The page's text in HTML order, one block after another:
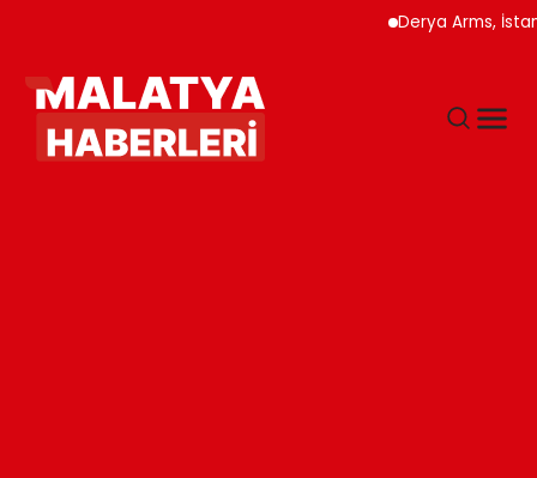
Derya Arms, İstanbul